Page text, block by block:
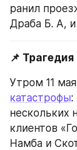
ранил
Драба Б. А,
📌
катастрофы:
нескольких
клиентов
Намба и